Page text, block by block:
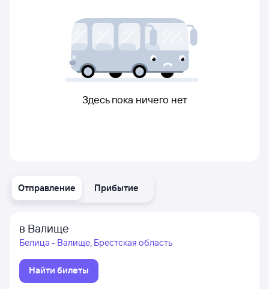
Отправление Прибытие
в Валище
Белица - Валище, Брестская область
Найти билеты
Здесь пока ничего нет